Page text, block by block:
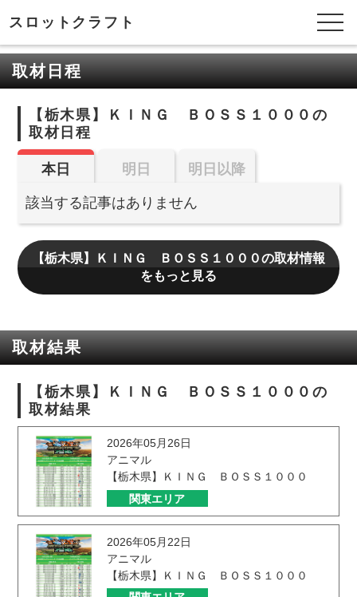
スロットクラフト
取材日程
【栃木県】ＫＩＮＧ ＢＯＳＳ１０００の
取材日程
本日 明日 明日以降
該当する記事はありません
【栃木県】ＫＩＮＧ ＢＯＳＳ１０００の取材情報
をもっと見る
取材結果
【栃木県】ＫＩＮＧ ＢＯＳＳ１０００の
取材結果
2026年05月26日
アニマル
【栃木県】ＫＩＮＧ ＢＯＳＳ１０００
関東エリア
2026年05月22日
アニマル
【栃木県】ＫＩＮＧ ＢＯＳＳ１０００